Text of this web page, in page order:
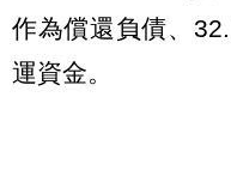
作為償還負債、
運資金。